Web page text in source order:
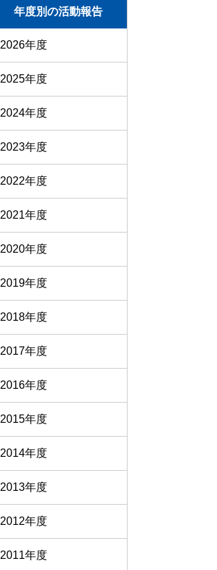
年度別の活動報告
2026年度
2025年度
2024年度
2023年度
2022年度
2021年度
2020年度
2019年度
2018年度
2017年度
2016年度
2015年度
2014年度
2013年度
2012年度
2011年度